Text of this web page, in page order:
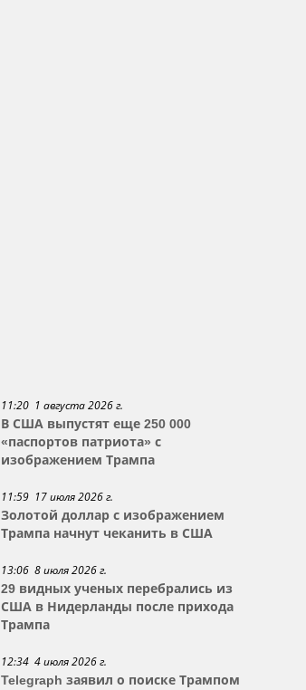
11:20 1 августа 2026 г.
В США выпустят еще 250 000
«паспортов патриота» с
изображением Трампа
11:59 17 июля 2026 г.
Золотой доллар с изображением
Трампа начнут чеканить в США
13:06 8 июля 2026 г.
29 видных ученых перебрались из
США в Нидерланды после прихода
Трампа
12:34 4 июля 2026 г.
Telegraph заявил о поиске Трампом